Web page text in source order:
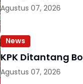
Agustus 07, 2026
News
KPK Ditantang
Agustus 07, 2026